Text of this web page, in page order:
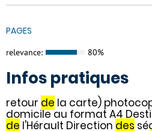
PAGES
relevance: 80%
Infos pratiques
retour de la carte)
domicile au format A4
de l'Hérault Direction des